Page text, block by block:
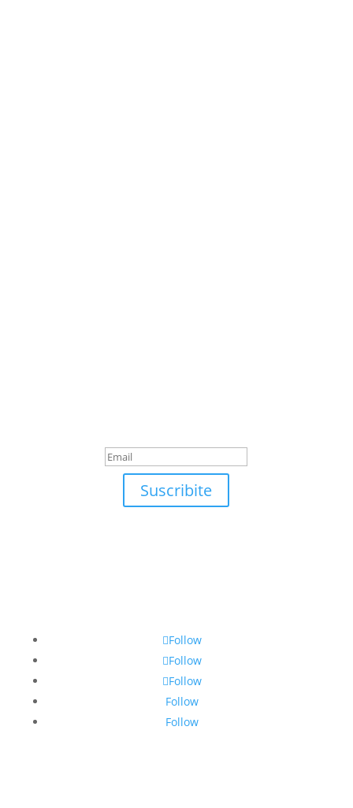
Suscribite
Follow
Follow
Follow
Follow
Follow